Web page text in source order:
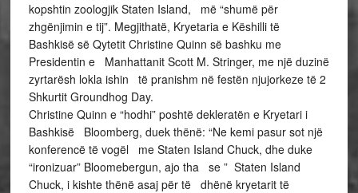
kopshtin zoologjik Staten Island, më “shumë për
zhgënjimin e tij”. Megjithatë, Kryetaria e Këshilli të
Bashkisë së Qytetit Christine Quinn së bashku me
Presidentin e Manhattanit Scott M. Stringer, me një duzinë
zyrtarësh lokla ishin të pranishm në festën njujorkeze të 2
Shkurtit Groundhog Day.
Christine Quinn e “hodhi” poshtë dekleratën e Kryetari i
Bashkisë Bloomberg, duek thënë: “Ne kemi pasur sot një
konferencë të vogël me Staten Island Chuck, dhe duke
“ironizuar” Bloomebergun, ajo tha se ” Staten Island
Chuck, i kishte thënë asaj për të dhënë kryetarit të